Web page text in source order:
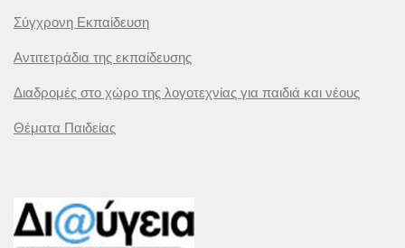
Σύγχρονη Εκπαίδευση
Αντιτετράδια της εκπαίδευσης
Διαδρομές στο χώρο της λογοτεχνίας για παιδιά και νέους
Θέματα Παιδείας